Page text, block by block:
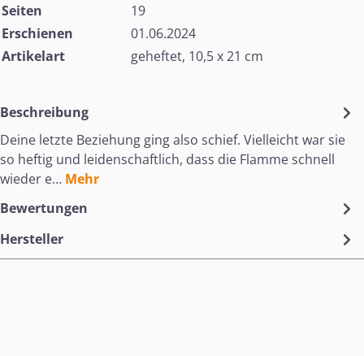
Seiten
19
Erschienen
01.06.2024
Artikelart
geheftet, 10,5 x 21 cm
Beschreibung
Deine letzte Beziehung ging also schief. Vielleicht war sie
so heftig und leidenschaftlich, dass die Flamme schnell
wieder e… Mehr
Bewertungen
Hersteller